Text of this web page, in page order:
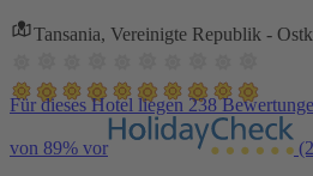
Tansania, Vereinigte Republik -
Für dieses Hotel liegen 238
von 89% vor